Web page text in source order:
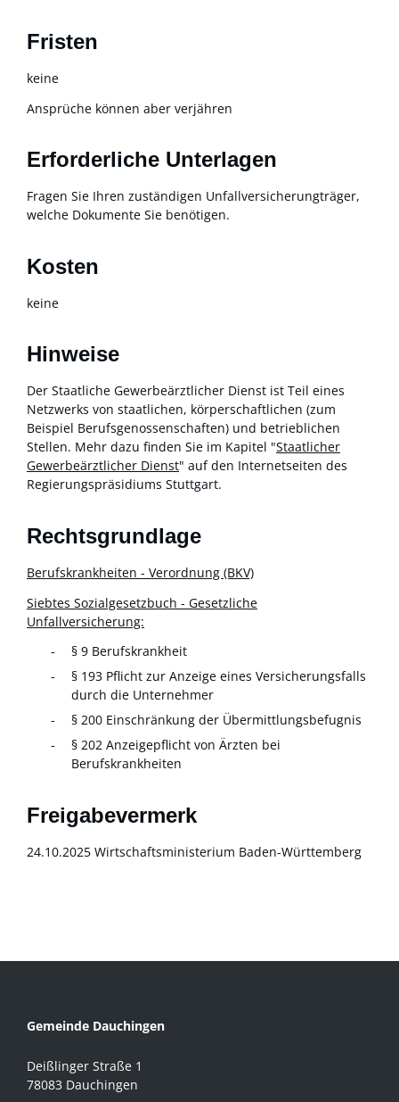
Fristen
keine
Ansprüche können aber verjähren
Erforderliche Unterlagen
Fragen Sie Ihren zuständigen Unfallversicherungträger,
welche Dokumente Sie benötigen.
Kosten
keine
Hinweise
Der Staatliche Gewerbeärztlicher Dienst ist Teil eines
Netzwerks von staatlichen, körperschaftlichen (zum
Beispiel Berufsgenossenschaften) und betrieblichen
Stellen. Mehr dazu finden Sie im Kapitel "Staatlicher
Gewerbeärztlicher Dienst" auf den Internetseiten des
Regierungspräsidiums Stuttgart.
Rechtsgrundlage
Berufskrankheiten - Verordnung (BKV)
Siebtes Sozialgesetzbuch - Gesetzliche
Unfallversicherung:
§ 9 Berufskrankheit
§ 193 Pflicht zur Anzeige eines Versicherungsfalls
durch die Unternehmer
§ 200 Einschränkung der Übermittlungsbefugnis
§ 202 Anzeigepflicht von Ärzten bei
Berufskrankheiten
Freigabevermerk
24.10.2025 Wirtschaftsministerium Baden-Württemberg
Gemeinde Dauchingen
Deißlinger Straße 1
78083 Dauchingen